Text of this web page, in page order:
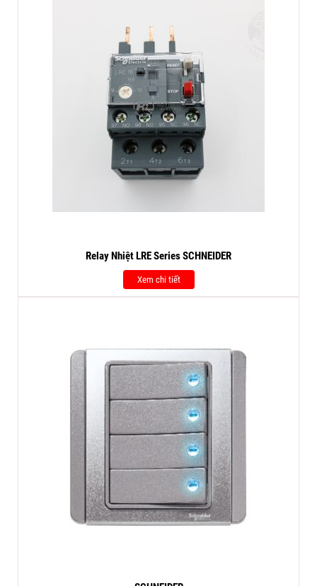
Relay Nhiệt LRE Series SCHNEIDER
Xem chi tiết